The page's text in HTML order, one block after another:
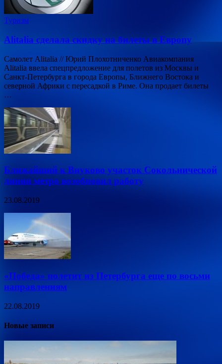
Туризм
Alitalia сделала скидку на билеты в Европу
Самолет Alitalia // Юрий Плохотниченко Авиакомпания
Alitalia ввела спецпредложение для полетов из Москвы и
Санкт-Петербурга в города Европы, Ближнего Востока и
северной Африки с пересадкой в Риме. Она продает билеты
…
Ближайший к Внуково участок Сокольнической
линии метро возобновил работу
23.08.2019
«Победа» полетит из Петербурга еще по восьми
направлениям
22.08.2019
Новые записи